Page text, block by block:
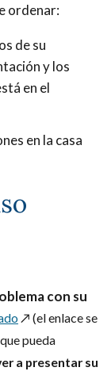
ordenar:
de su
y los
en el
en la casa
con su
↗️ (el enlace se
pueda
a presentar su